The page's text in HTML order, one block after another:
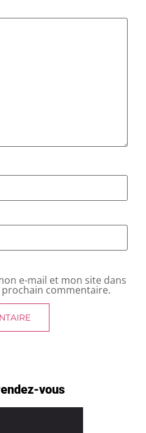
e-mail et mon site dans
commentaire.
vous